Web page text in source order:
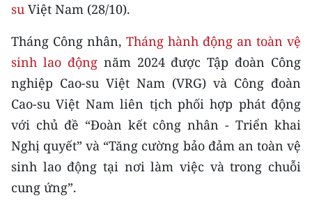
RADIO
MEDIA CENTER
E-Magazine
Video
Media Chính trị
Media Kinh tế
su Việt Nam (28/10).
Tháng Công nhân, Tháng hành động an toàn vệ
sinh lao độngnăm 2024 được Tập đoàn Công
nghiệp Cao-su Việt Nam (VRG) và Công đoàn
Cao-su Việt Nam liên tịch phối hợp phát động
với chủ đề “Đoàn kết công nhân - Triển khai
Nghị quyết” và “Tăng cường bảo đảm an toàn vệ
sinh lao động tại nơi làm việc và trong chuỗi
cung ứng”.